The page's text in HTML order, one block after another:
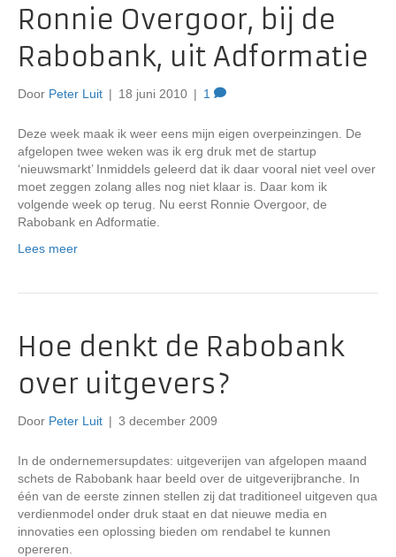
Ronnie Overgoor, bij de
Rabobank, uit Adformatie
Door Peter Luit | 18 juni 2010 | 1
Deze week maak ik weer eens mijn eigen overpeinzingen. De
afgelopen twee weken was ik erg druk met de startup
‘nieuwsmarkt’ Inmiddels geleerd dat ik daar vooral niet veel over
moet zeggen zolang alles nog niet klaar is. Daar kom ik
volgende week op terug. Nu eerst Ronnie Overgoor, de
Rabobank en Adformatie.
Lees meer
Hoe denkt de Rabobank
over uitgevers?
Door Peter Luit | 3 december 2009
In de ondernemersupdates: uitgeverijen van afgelopen maand
schets de Rabobank haar beeld over de uitgeverijbranche. In
één van de eerste zinnen stellen zij dat traditioneel uitgeven qua
verdienmodel onder druk staat en dat nieuwe media en
innovaties een oplossing bieden om rendabel te kunnen
opereren.